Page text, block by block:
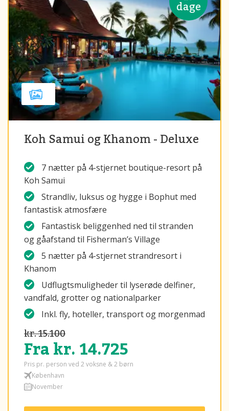
dage
Koh Samui og Khanom - Deluxe
7 nætter på 4-stjernet boutique-resort på
Koh Samui
Strandliv, luksus og hygge i Bophut med
fantastisk atmosfære
Fantastisk beliggenhed ned til stranden
og gåafstand til Fisherman’s Village
5 nætter på 4-stjernet strandresort i
Khanom
Udflugtsmuligheder til lyserøde delfiner,
vandfald, grotter og nationalparker
Inkl. fly, hoteller, transport og morgenmad
kr. 15.100
Fra kr. 14.725
Pris pr. person ved 2 voksne & 2 børn
København
November